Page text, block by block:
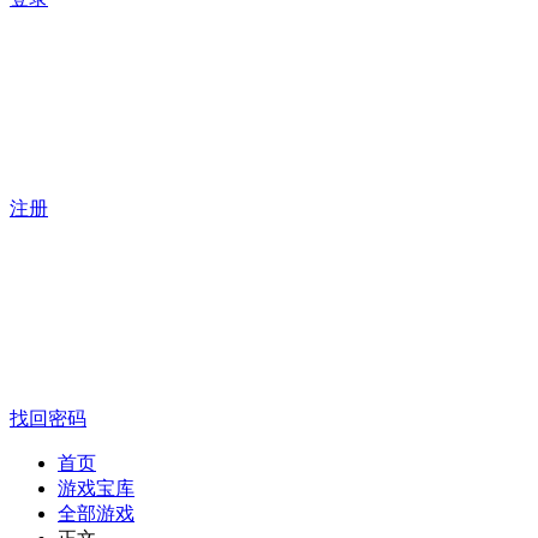
注册
找回密码
首页
游戏宝库
全部游戏